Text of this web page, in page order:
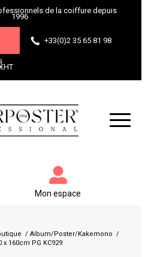
de la coiffure depuis
1996
+33(0)2 35 65 81 98
Mon espace
/ Album/Poster/Kakemono /
x 160cm PG KC929